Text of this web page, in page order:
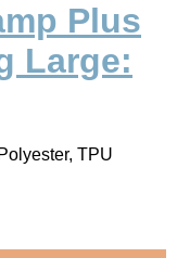
Plus
Large:
TPU